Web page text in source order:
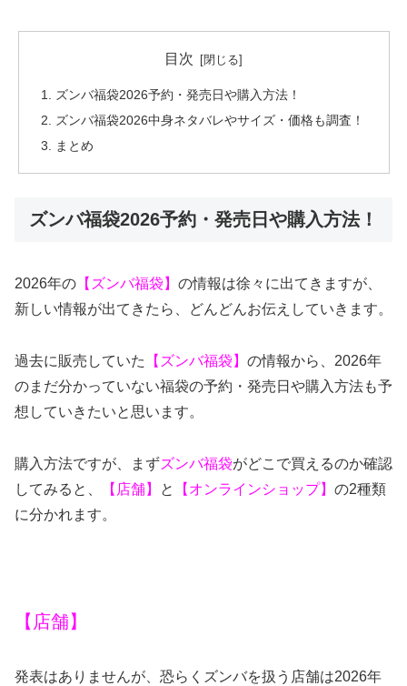
目次
ズンバ福袋2026予約・発売日や購入方法！
ズンバ福袋2026中身ネタバレやサイズ・価格も調査！
まとめ
ズンバ福袋2026予約・発売日や購入方法！
2026年の 【ズンバ福袋】 の情報は徐々に出てきますが、
新しい情報が出てきたら、どんどんお伝えしていきます。
過去に販売していた 【ズンバ福袋】 の情報から、2026年
のまだ分かっていない福袋の予約・発売日や購入方法も予
想していきたいと思います。
購入方法ですが、まずズンバ福袋がどこで買えるのか確認
してみると、
【店舗】 と 【オンラインショップ】 の2種類
に分かれます。
【店舗】
発表はありませんが、恐らくズンバを扱う店舗は2026年